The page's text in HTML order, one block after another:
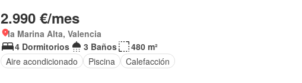
2.990 €/mes
la Marina Alta, Valencia
4 Dormitorios
3 Baños
480 m²
Aire acondicionado
Piscina Calefacción